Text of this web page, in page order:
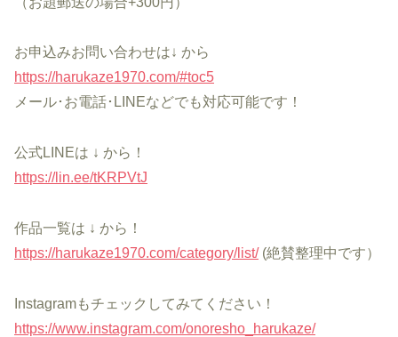
お申込みお問い合わせは↓ から
https://harukaze1970.com/#toc5
メール･お電話･LINEなどでも対応可能です！
公式LINEは ↓ から！
https://lin.ee/tKRPVtJ
作品一覧は ↓ から！
https://harukaze1970.com/category/list/(絶賛整理中です）
Instagramもチェックしてみてください！
https://www.instagram.com/onoresho_harukaze/